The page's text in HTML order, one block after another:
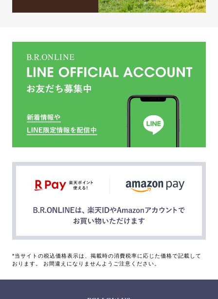
*当サイトの税込価格表示は、掲載時の消費税率に応じた価格で記載して
おります。 お間違えになりませんようご注意ください。